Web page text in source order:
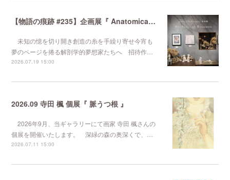
【物語の痕跡 #235】企画展『 Anatomical Dreamer 』
未知の憶を切り開き創造の糸を手繰り寄せ今宵も
夢のページを捲る解剖学的夢想家たちへ 招待作…
2026.07.19 15:00
2026.09 寺田 楓 個展『 脈うつ根 』
2026年9月、当ギャラリーにて画家 寺田 楓さんの
個展を開催いたします。 深緑の森の奥深くで、…
2026.07.11 15:00